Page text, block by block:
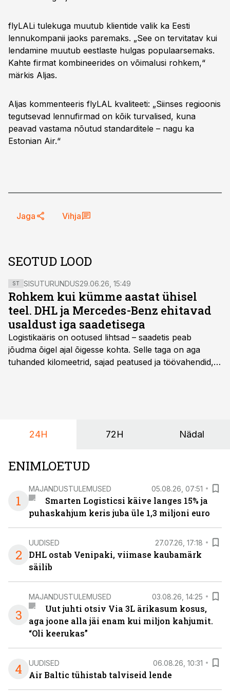
flyLALi tulekuga muutub klientide valik ka Eesti
lennukompanii jaoks paremaks. „See on tervitatav kui
lendamine muutub eestlaste hulgas populaarsemaks.
Kahte firmat kombineerides on võimalusi rohkem,“
märkis Aljas.
Aljas kommenteeris flyLAL kvaliteeti: „Siinses regioonis
tegutsevad lennufirmad on kõik turvalised, kuna
peavad vastama nõutud standarditele – nagu ka
Estonian Air.“
Jaga Vihja
SEOTUD LOOD
ST SISUTURUNDUS29.06.26, 15:49
Rohkem kui kümme aastat ühisel
teel. DHL ja Mercedes-Benz ehitavad
usaldust iga saadetisega
Logistikaäris on ootused lihtsad – saadetis peab
jõudma õigel ajal õigesse kohta. Selle taga on aga
tuhanded kilomeetrid, sajad peatused ja töövahendid,
24H 72H Nädal
ENIMLOETUD
1
MAJANDUSTULEMUSED 05.08.26, 07:51
Smarten Logisticsi käive langes 15% ja
puhaskahjum keris juba üle 1,3 miljoni euro
2
UUDISED 27.07.26, 17:18
DHL ostab Venipaki, viimase kaubamärk
säilib
3
MAJANDUSTULEMUSED 03.08.26, 14:25
Uut juhti otsiv Via 3L ärikasum kosus,
aga joone alla jäi enam kui miljon kahjumit.
“Oli keerukas”
4 UUDISED 06.08.26, 10:31
Air Baltic tühistab talviseid lende